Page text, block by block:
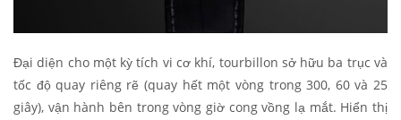
Đại diện cho một kỳ tích vi cơ khí, tourbillon sở hữu ba trục và
tốc độ quay riêng rẽ (quay hết một vòng trong 300, 60 và 25
giây), vận hành bên trong vòng giờ cong vồng lạ mắt. Hiển thị